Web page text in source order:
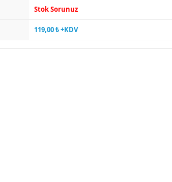
Stok Sorunuz
119,00 ₺ +KDV